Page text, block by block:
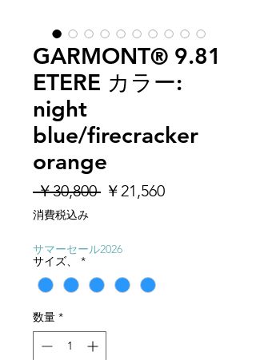
GARMONT® 9.81
ETERE カラー:
night
blue/firecracker
orange
￥30,800 通
格
￥21,560セ
消費税込み
サマーセール2026
サイズ、
*
数量 *